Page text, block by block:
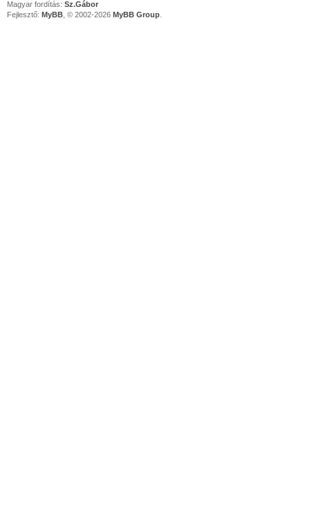
Magyar fordítás: Sz.Gábor
Fejlesztő: MyBB , © 2002-2026 MyBB Group